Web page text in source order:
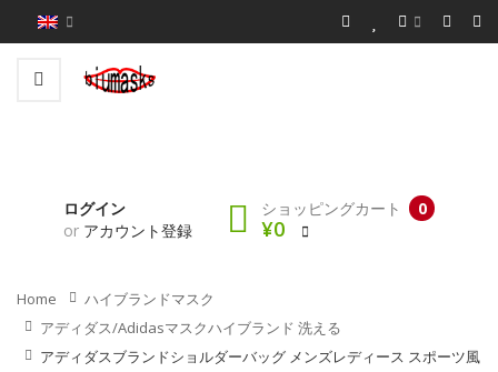
ログイン
or アカウント登録
0
ショッピングカート
¥0
Home
ハイブランドマスク
アディダス/adidasマスクハイブランド 洗える
アディダスブランドショルダーバッグ メンズレディース スポーツ風